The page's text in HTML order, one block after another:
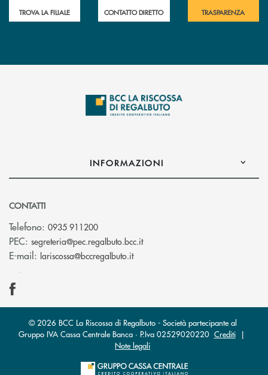
TROVA LA FILIALE CONTATTO DIRETTO TRASPARENZA
INFORMAZIONI
CONTATTI
Telefono: 0935 911200
PEC: segreteria@pec.regalbuto.bcc.it(si apre l’app di posta
E-mail: lariscossa@bccregalbuto.it(si apre l’app di posta
© 2026 BCC La Riscossa di Regalbuto - Società partecipante al
Gruppo IVA Cassa Centrale Banca · P.Iva 02529020220 Crediti|
Note legali